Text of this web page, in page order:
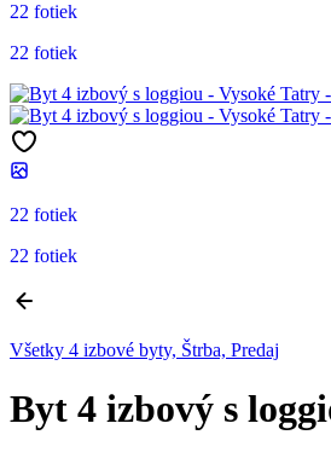
22 fotiek
22 fotiek
22 fotiek
22 fotiek
Všetky 4 izbové byty, Štrba, Predaj
Byt 4 izbový s